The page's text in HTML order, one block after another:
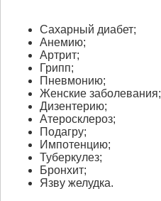
Сахарный диабет;
Анемию;
Артрит;
Грипп;
Пневмонию;
Женские заболевания;
Дизентерию;
Атеросклероз;
Подагру;
Импотенцию;
Туберкулез;
Бронхит;
Язву желудка.